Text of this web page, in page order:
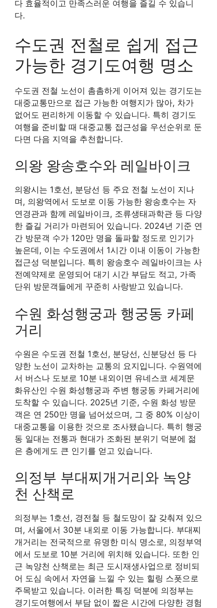
다 효율적이고 만족스러운 여행을 즐길 수 있습니
다.
수도권 전철로 쉽게 접근
가능한 경기도여행 명소
수도권 전철 노선이 촘촘하게 이어져 있는 경기도는
대중교통만으로 접근 가능한 여행지가 많아, 차가
없어도 편리하게 이동할 수 있습니다. 특히 경기도
여행을 준비할 때 대중교통 접근성을 우선순위로 둔
다면 다음 지역을 추천합니다.
의왕 왕송호수와 레일바이크
의왕시는 1호선, 분당선 등 주요 전철 노선이 지나
며, 의왕역에서 도보로 이동 가능한 왕송호수는 자
연경관과 함께 레일바이크, 조류생태과학관 등 다양
한 즐길 거리가 마련되어 있습니다. 2024년 기준 연
간 방문객 수가 120만 명을 돌파할 정도로 인기가
높은데, 이는 수도권에서 1시간 이내 이동이 가능한
접근성 덕분입니다. 특히 왕송호수 레일바이크는 사
전예약제로 운영되어 대기 시간 부담도 적고, 가족
단위 방문객들에게 꾸준히 사랑받고 있습니다.
수원 화성행궁과 행궁동 카페
거리
수원은 수도권 전철 1호선, 분당선, 신분당선 등 다
양한 노선이 교차하는 교통의 요지입니다. 수원역에
서 버스나 도보로 10분 내외이면 유네스코 세계문
화유산인 수원 화성행궁과 주변 행궁동 카페거리에
도착할 수 있습니다. 2025년 기준, 수원 화성 방문
객은 연 250만 명을 넘어섰으며, 그 중 80% 이상이
대중교통을 이용한 것으로 조사됐습니다. 특히 행궁
동 일대는 전통과 현대가 조화된 분위기 덕분에 젊
은 층에게도 큰 인기를 얻고 있습니다.
의정부 부대찌개거리와 녹양
천 산책로
의정부는 1호선, 경전철 등 철도망이 잘 갖춰져 있으
며, 서울에서 30분 내외로 이동 가능합니다. 부대찌
개거리는 전국적으로 유명한 미식 명소로, 의정부역
에서 도보로 10분 거리에 위치해 있습니다. 또한 인
근 녹양천 산책로는 최근 도시재생사업으로 정비되
어 도심 속에서 자연을 느낄 수 있는 힐링 스폿으로
주목받고 있습니다. 이러한 특징 덕분에 의정부는
경기도여행에서 부담 없이 짧은 시간에 다양한 경험